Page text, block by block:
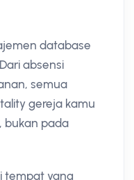
database
absensi
semua
gereja kamu
bukan pada
tempat yang